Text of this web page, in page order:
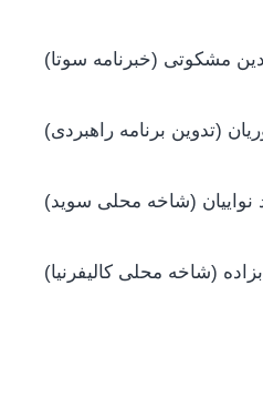
مشکوتی (خبرنامه سوتا
(تدوین برنامه راهبردی
نواییان (شاخه محلی سوید
(شاخه محلی کالیفرنیا